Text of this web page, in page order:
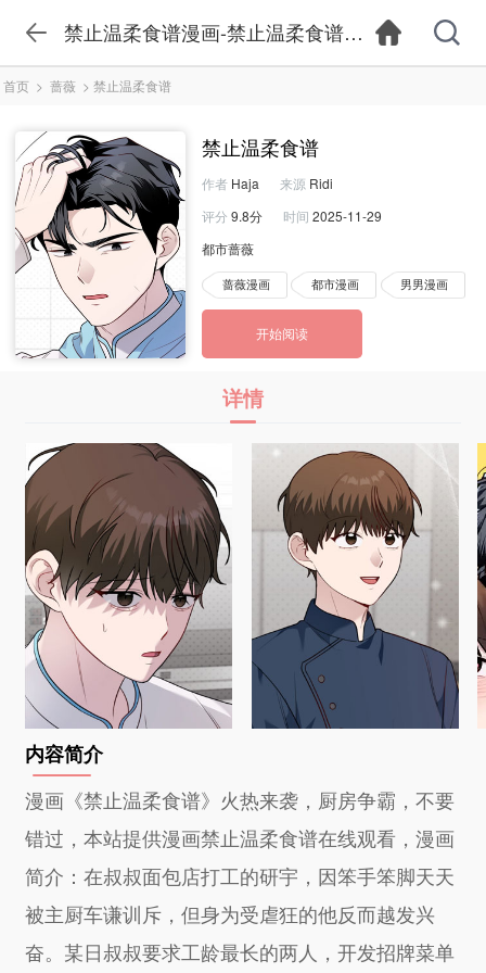
禁止温柔食谱漫画-禁止温柔食谱漫画在线观看-
首页 > 蔷薇 > 禁止温柔食谱
禁止温柔食谱
作者 Haja 来源 Ridi
评分 9.8分 时间 2025-11-29
都市蔷薇
蔷薇漫画 都市漫画 男男漫画
开始阅读
详情
内容简介
漫画《禁止温柔食谱》火热来袭，厨房争霸，不要
错过，本站提供漫画禁止温柔食谱在线观看，漫画
简介：在叔叔面包店打工的研宇，因笨手笨脚天天
被主厨车谦训斥，但身为受虐狂的他反而越发兴
奋。某日叔叔要求工龄最长的两人，开发招牌菜单